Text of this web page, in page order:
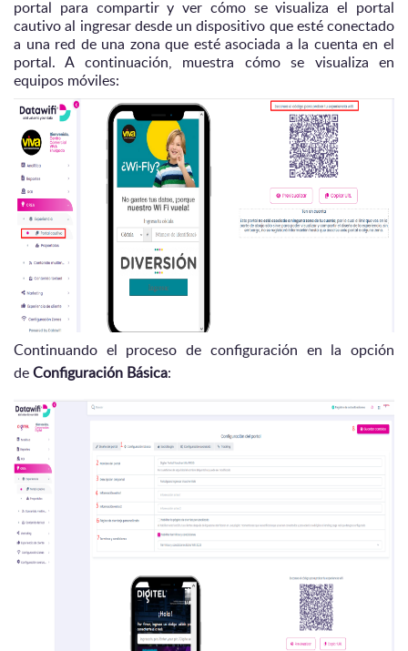
portal para compartir y ver cómo se visualiza el portal
cautivo al ingresar desde un dispositivo que esté conectado
a una red de una zona que esté asociada a la cuenta en el
portal. A continuación, muestra cómo se visualiza en
equipos móviles:
Continuando el proceso de configuración en la opción
deConfiguración Básica: